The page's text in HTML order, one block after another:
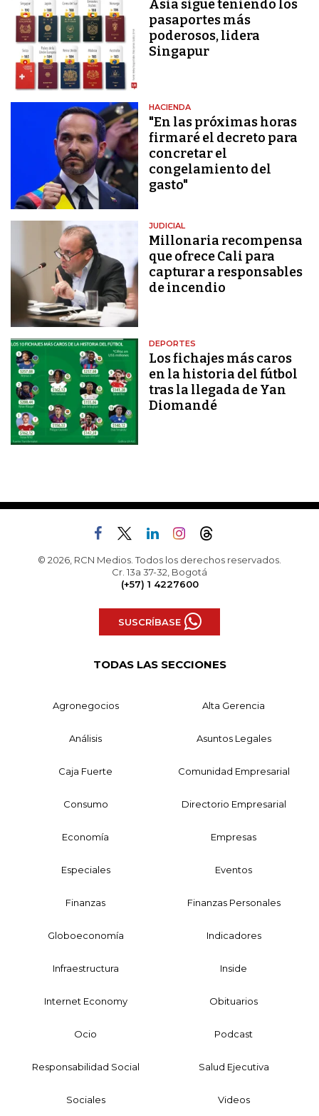
Asia sigue teniendo los
pasaportes más
poderosos, lidera
Singapur
HACIENDA
"En las próximas horas
firmaré el decreto para
concretar el
congelamiento del
gasto"
JUDICIAL
Millonaria recompensa
que ofrece Cali para
capturar a responsables
de incendio
DEPORTES
Los fichajes más caros
en la historia del fútbol
tras la llegada de Yan
Diomandé
© 2026, RCN Medios. Todos los derechos reservados.
Cr. 13a 37-32, Bogotá
(+57) 1 4227600
SUSCRÍBASE
TODAS LAS SECCIONES
Agronegocios Alta Gerencia
Análisis Asuntos Legales
Caja Fuerte Comunidad Empresarial
Consumo Directorio Empresarial
Economía Empresas
Especiales Eventos
Finanzas Finanzas Personales
Globoeconomía Indicadores
Infraestructura Inside
Internet Economy Obituarios
Ocio Podcast
Responsabilidad Social Salud Ejecutiva
Sociales Videos